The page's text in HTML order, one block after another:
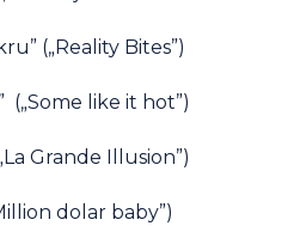
(„Reality Bites”)
(„Some like it hot”)
Grande Illusion”)
dolar baby”)